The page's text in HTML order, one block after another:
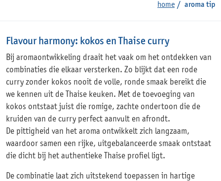
home aroma tip
Flavour harmony: kokos en Thaise curry
Bij aromaontwikkeling draait het vaak om het ontdekken van
combinaties die elkaar versterken. Zo blijkt dat een rode
curry zonder kokos nooit de volle, ronde smaak bereikt die
we kennen uit de Thaise keuken. Met de toevoeging van
kokos ontstaat juist die romige, zachte ondertoon die de
kruiden van de curry perfect aanvult en afrondt.
De pittigheid van het aroma ontwikkelt zich langzaam,
waardoor samen een rijke, uitgebalanceerde smaak ontstaat
die dicht bij het authentieke Thaise profiel ligt.
De combinatie laat zich uitstekend toepassen in hartige